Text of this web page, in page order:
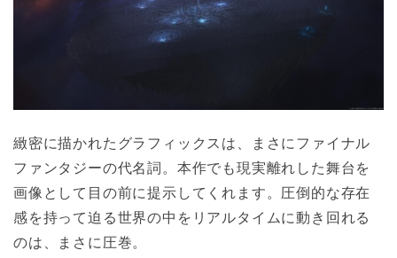
緻密に描かれたグラフィックスは、まさにファイナル
ファンタジーの代名詞。本作でも現実離れした舞台を
画像として目の前に提示してくれます。圧倒的な存在
感を持って迫る世界の中をリアルタイムに動き回れる
のは、まさに圧巻。